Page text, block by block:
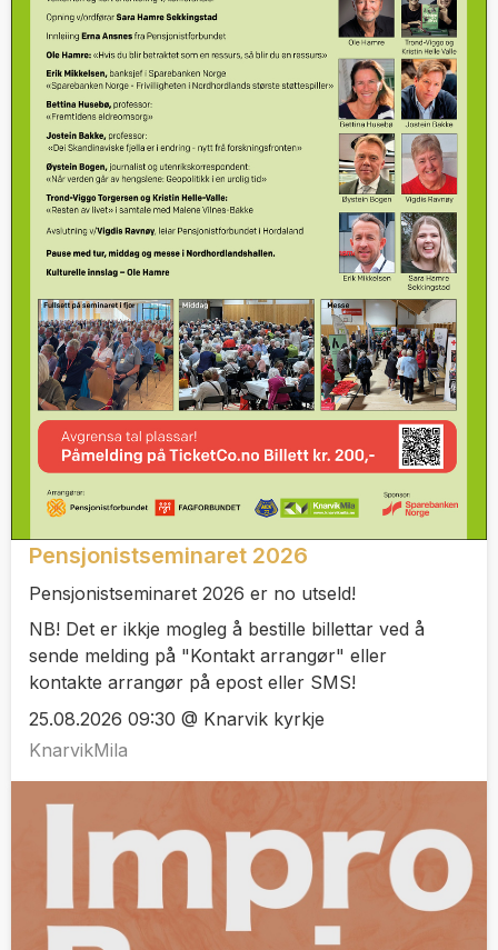
Pensjonistseminaret 2026
Pensjonistseminaret 2026 er no utseld!
NB! Det er ikkje mogleg å bestille billettar ved å
sende melding på "Kontakt arrangør" eller
kontakte arrangør på epost eller SMS!
25.08.2026 09:30 @ Knarvik kyrkje
KnarvikMila